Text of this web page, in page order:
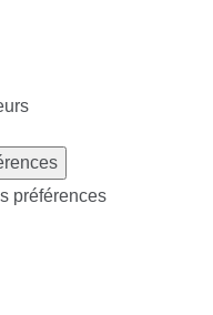
préférences